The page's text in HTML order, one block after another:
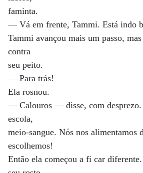
faminta.
— Vá em frente, Tammi. Está indo
Tammi avançou mais um passo,
contra
seu peito.
— Para trás!
Ela rosnou.
— Calouros — disse, com
escola,
meio-sangue. Nós nos alimentamos
escolhemos!
Então ela começou a fi car